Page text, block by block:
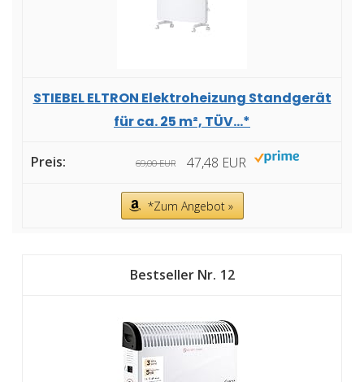
STIEBEL ELTRON Elektroheizung Standgerät
für ca. 25 m², TÜV...*
69,00 EUR 47,48 EUR
*Zum Angebot »
12